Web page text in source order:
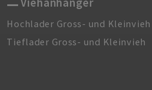
Hochlader Gross- und Kleinvieh
Tieflader Gross- und Kleinvieh